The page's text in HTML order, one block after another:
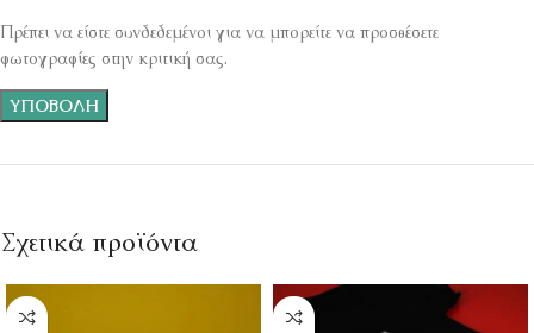
Πρέπει να είστε συνδεδεμένοι για να μπορείτε να προσθέσετε
φωτογραφίες στην κριτική σας.
Σχετικά προϊόντα